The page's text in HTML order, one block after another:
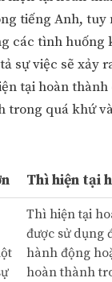
tiếng Anh, tuy
các tình huống
sự việc sẽ xảy
tại hoàn thành
trong quá khứ
Thì hiện tại
Thì hiện tại
được sử dụng
hành động
hoàn thành